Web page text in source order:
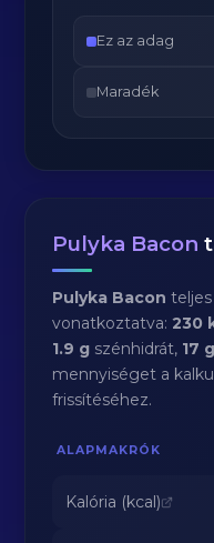
Ez az adag
Maradék
Pulyka Bacon
Pulyka Bacon
vonatkoztatva:230
1.9 g szénhidrát, 17 g
mennyiséget a
frissítéséhez.
ALAPMAKRÓK
Kalória (kcal)